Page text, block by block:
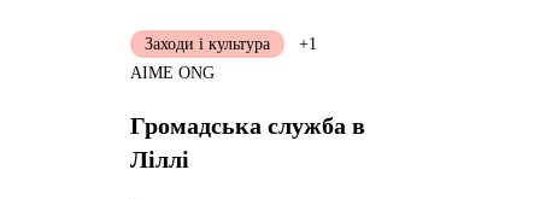
Громадська служба в
Ліллі
Заходи і культура
+1
AIME ONG